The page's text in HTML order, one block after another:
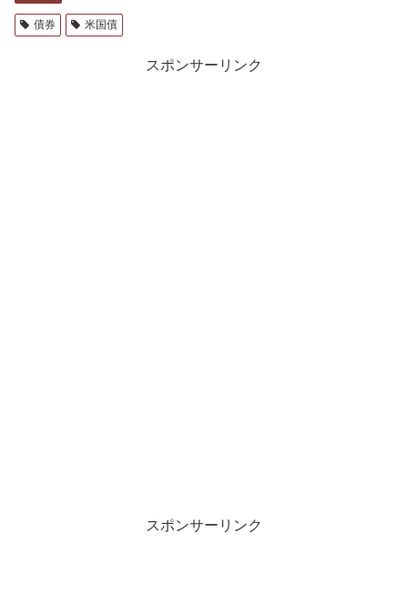
債券 米国債
スポンサーリンク
スポンサーリンク